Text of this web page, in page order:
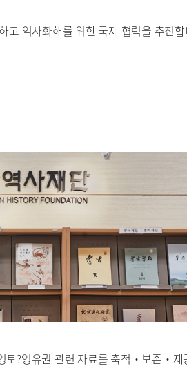
고 역사화해를 위한 국제 협력을 추진합
토?영유권 관련 자료를 축적·보존·제